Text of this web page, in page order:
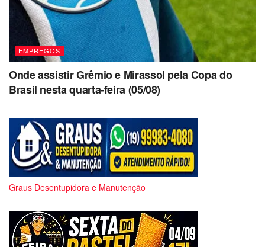
EMPREGOS
Onde assistir Grêmio e Mirassol pela Copa do
Brasil nesta quarta-feira (05/08)
Graus Desentupidora e Manutenção